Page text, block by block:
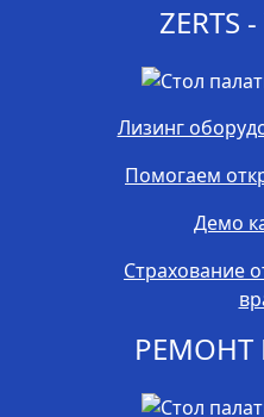
ZERTS
Лизинг
Помогаем
Демо
Страхование
РЕМОНТ